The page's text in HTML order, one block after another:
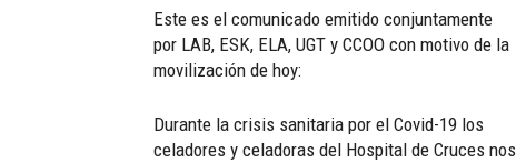
Este es el comunicado emitido conjuntamente
por LAB, ESK, ELA, UGT y CCOO con motivo de la
movilización de hoy:
Durante la crisis sanitaria por el Covid-19 los
celadores y celadoras del Hospital de Cruces nos